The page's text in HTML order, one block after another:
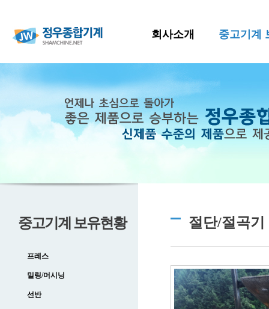
회사소개 중고기계
중고기계 보유현황
프레스
밀링/머시닝
선반
절단/절곡기